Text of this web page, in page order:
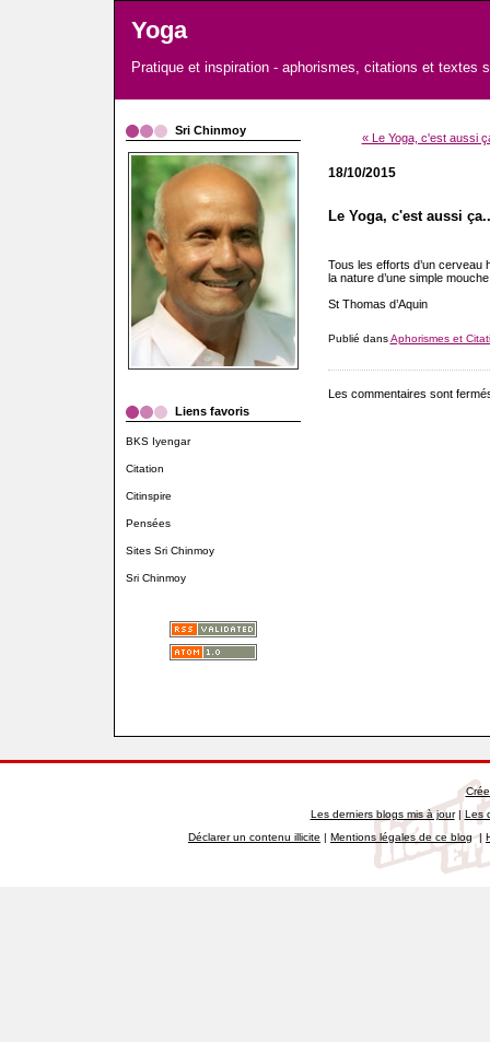
Yoga
Pratique et inspiration - aphorismes, citations et textes
Sri Chinmoy
Liens favoris
BKS Iyengar
Citation
Citinspire
Pensées
Sites Sri Chinmoy
Sri Chinmoy
« Le Yoga, c'est aussi
18/10/2015
Le Yoga, c'est aussi
Tous les efforts d’un cerveau
la nature d’une simple
St Thomas d’Aquin
Publié dansAphorismes et
Les commentaires sont
Les derniers blogs mis à jour|Les
Déclarer un contenu illicite | Mentions légales de ce blog|